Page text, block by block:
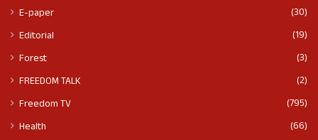
E-paper
(30)
Editorial
(19)
Forest
(3)
FREEDOM TALK
(2)
Freedom TV
(795)
Health
(66)